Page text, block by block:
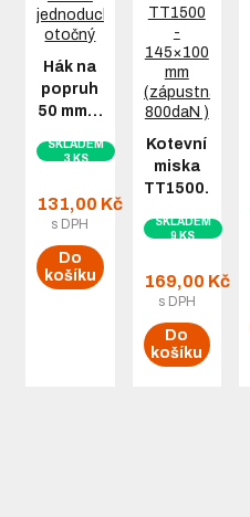
Hák na
popruh
50 mm…
SKLADEM
3 KS
131,00 Kč
s DPH
Do
košíku
Kotevní
miska
TT1500…
SKLADEM
9 KS
169,00 Kč
s DPH
Do
košíku